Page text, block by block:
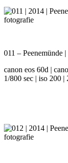
011 – Peenemünde
canon eos 60d |
1/800 sec | iso 200 |